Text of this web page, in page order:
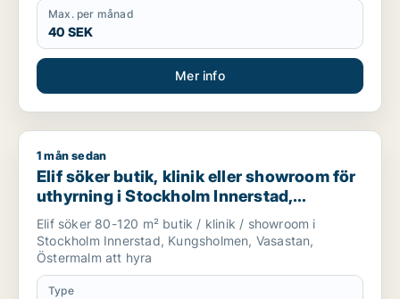
Max. per månad
40 SEK
Mer info
Elif söker butik, klinik eller showroom för uthyrning i
1 mån sedan
Elif söker butik, klinik eller showroom för
uthyrning i Stockholm Innerstad,
Kungsholmen eller Vasastan m.fl.
Elif söker 80-120 m² butik / klinik / showroom i
Stockholm Innerstad, Kungsholmen, Vasastan,
Östermalm att hyra
Type